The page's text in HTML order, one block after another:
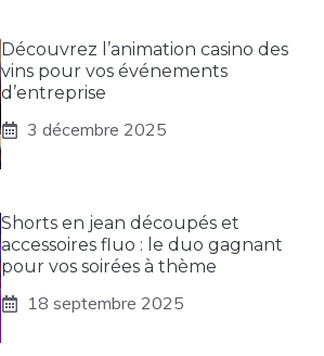
Découvrez l’animation casino des
vins pour vos événements
d’entreprise
3 décembre 2025
Shorts en jean découpés et
accessoires fluo : le duo gagnant
pour vos soirées à thème
18 septembre 2025